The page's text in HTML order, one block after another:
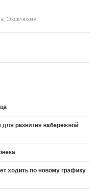
, Эксклюзив
развития набережной
ходить по новому графику